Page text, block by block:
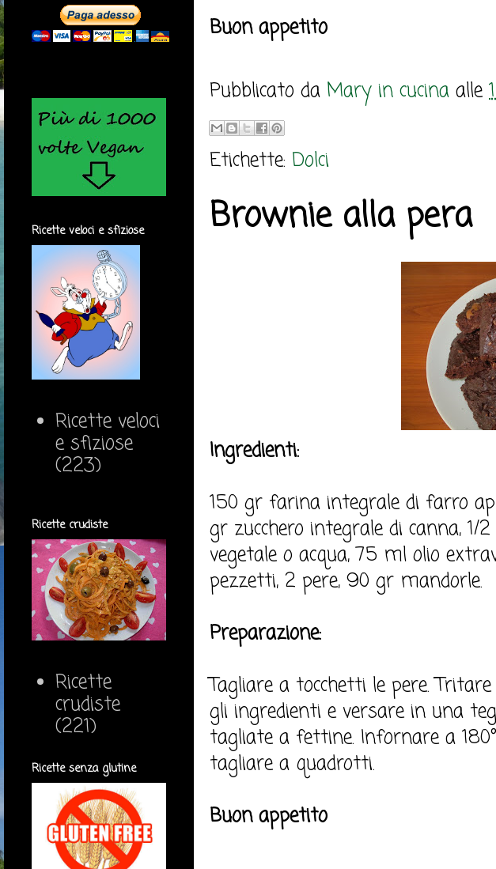
Buon appetito
Pubblicato da Mary in cucina alle
Etichette: Dolci
Brownie alla pera
Ingredienti:
150 gr farina integrale di farro
gr zucchero integrale di canna,
vegetale o acqua, 75 ml olio
pezzetti, 2 pere, 90 gr mandorle.
Preparazione:
Tagliare a tocchetti le pere.
gli ingredienti e versare in una
tagliate a fettine. Infornare a
tagliare a quadrotti.
Buon appetito
Ricette veloci e sfiziose
Ricette veloci
e sfiziose
(223)
Ricette crudiste
Ricette
crudiste
(221)
Ricette senza glutine